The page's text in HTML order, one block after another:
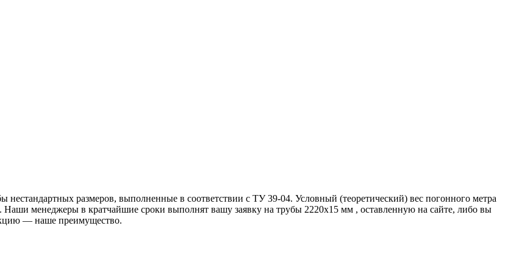
нестандартных размеров, выполненные в соответствии с ТУ 39-04. Условный (теоретический) вес погонного метра
менеджеры в кратчайшие сроки выполнят вашу заявку на трубы 2220х15 мм , оставленную на сайте, либо вы
— наше преимущество.